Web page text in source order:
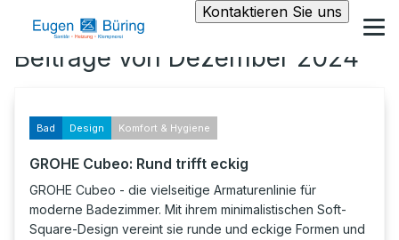
Kontaktieren Sie uns
Beiträge von Dezember 2024
Bad Design Komfort & Hygiene
GROHE Cubeo: Rund trifft eckig
GROHE Cubeo - die vielseitige Armaturenlinie für
moderne Badezimmer. Mit ihrem minimalistischen Soft-
Square-Design vereint sie runde und eckige Formen und